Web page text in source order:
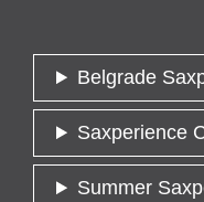
Belgrade
Saxperience
Summer